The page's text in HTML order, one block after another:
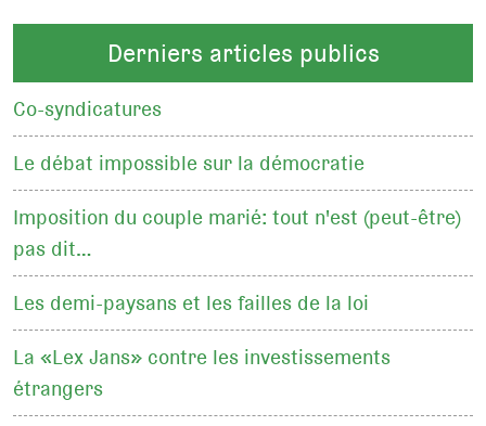
Derniers articles publics
Co-syndicatures
Le débat impossible sur la démocratie
Imposition du couple marié: tout n'est (peut-être)
pas dit…
Les demi-paysans et les failles de la loi
La «Lex Jans» contre les investissements
étrangers